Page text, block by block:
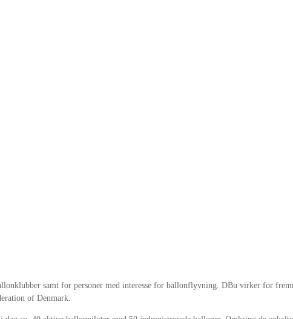
samt for personer med interesse for ballonflyvning. DBu virker for
of Denmark.